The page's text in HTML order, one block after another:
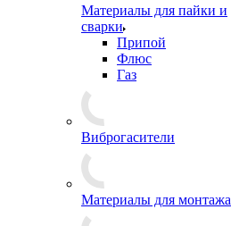
Материалы для пайки и
сварки
Припой
Флюс
Газ
Виброгасители
Материалы для монтажа